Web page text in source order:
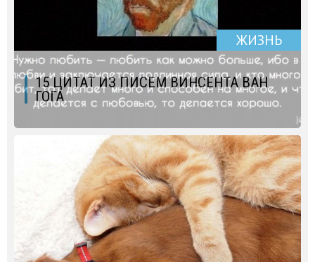
ЖИЗНЬ
15 ЦИТАТ ИЗ ПИСЕМ ВИНСЕНТА ВАН
ГОГА